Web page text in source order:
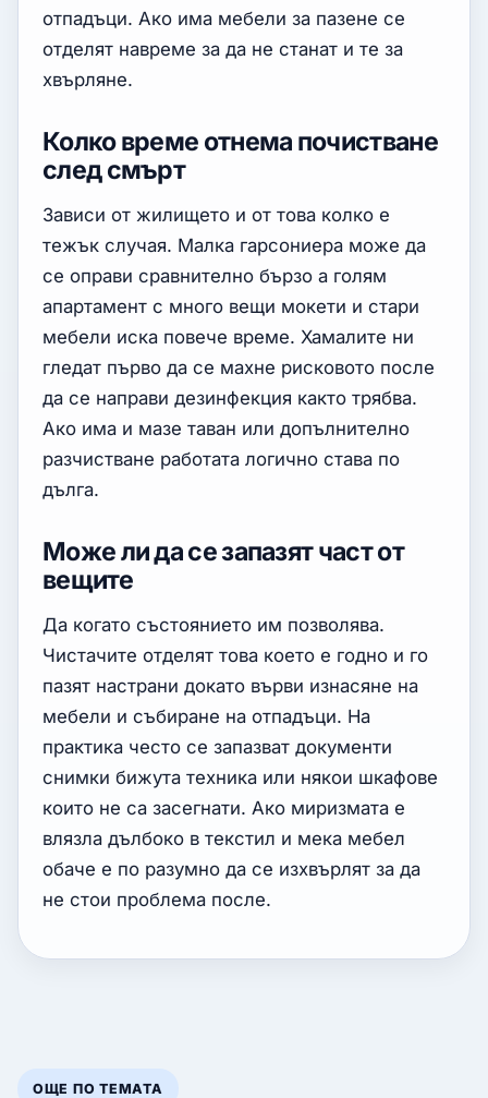
отпадъци. Ако има мебели за пазене се
отделят навреме за да не станат и те за
хвърляне.
Колко време отнема почистване
след смърт
Зависи от жилището и от това колко е
тежък случая. Малка гарсониера може да
се оправи сравнително бързо а голям
апартамент с много вещи мокети и стари
мебели иска повече време. Хамалите ни
гледат първо да се махне рисковото после
да се направи дезинфекция както трябва.
Ако има и мазе таван или допълнително
разчистване работата логично става по
дълга.
Може ли да се запазят част от
вещите
Да когато състоянието им позволява.
Чистачите отделят това което е годно и го
пазят настрани докато върви изнасяне на
мебели и събиране на отпадъци. На
практика често се запазват документи
снимки бижута техника или някои шкафове
които не са засегнати. Ако миризмата е
влязла дълбоко в текстил и мека мебел
обаче е по разумно да се изхвърлят за да
не стои проблема после.
ОЩЕ ПО ТЕМАТА